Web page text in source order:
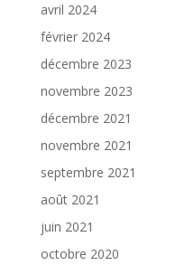
avril 2024
février 2024
décembre 2023
novembre 2023
décembre 2021
novembre 2021
septembre 2021
août 2021
juin 2021
octobre 2020